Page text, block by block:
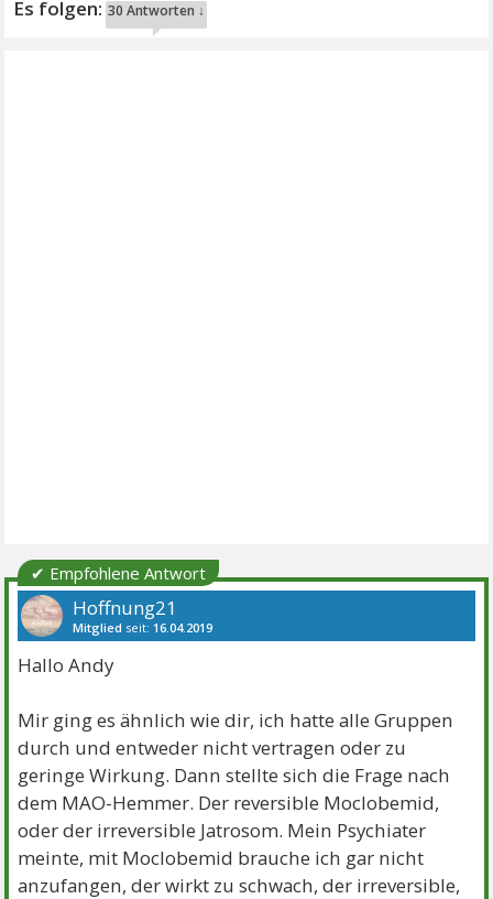
30 Antworten ↓
✔ Empfohlene Antwort
Hoffnung21
Mitglied seit: 16.04.2019
Hallo Andy
Mir ging es ähnlich wie dir, ich hatte alle Gruppen
durch und entweder nicht vertragen oder zu
geringe Wirkung. Dann stellte sich die Frage nach
dem MAO-Hemmer. Der reversible Moclobemid,
oder der irreversible Jatrosom. Mein Psychiater
meinte, mit Moclobemid brauche ich gar nicht
anzufangen, der wirkt zu schwach, der irreversible,